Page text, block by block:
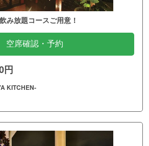
み放題コースご用意！
空席確認・予約
円
KITCHEN‐